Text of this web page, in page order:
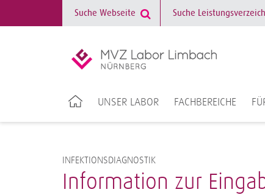
UNSER LABOR FACHBEREICHE
INFEKTIONSDIAGNOSTIK
Information zur